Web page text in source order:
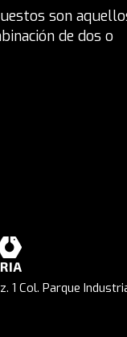
son
de dos o
1 Col. Parque